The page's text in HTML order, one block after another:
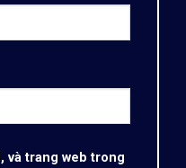
và trang web trong